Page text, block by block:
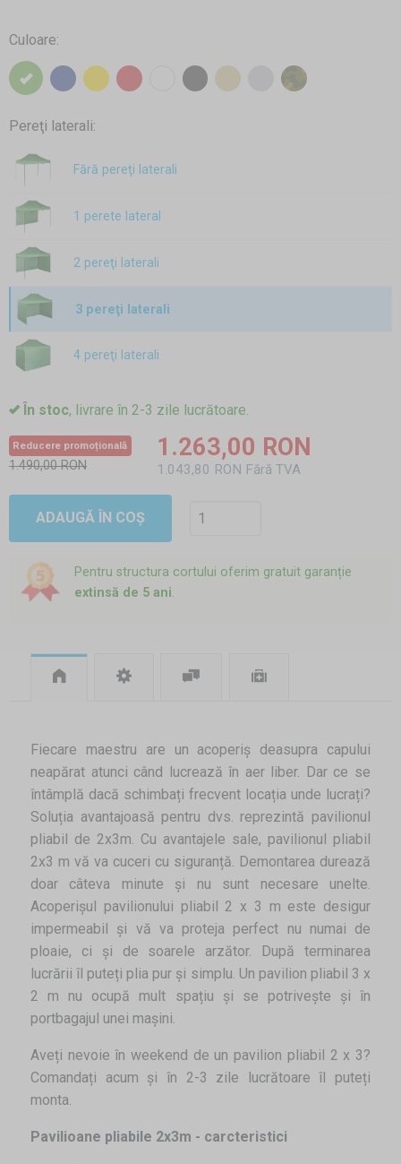
Culoare:
Pereţi laterali:
Fără pereţi laterali
1 perete lateral
2 pereţi laterali
3 pereţi laterali
4 pereţi laterali
În stoc, livrare în 2-3 zile lucrătoare.
Reducere promoțională
1.490,00 RON
1.263,00 RON
1.043,80 RON Fără TVA
ADAUGĂ ÎN COȘ
Pentru structura cortului oferim gratuit garanție
extinsă de 5 ani.
Fiecare maestru are un acoperiș deasupra capului
neapărat atunci când lucrează în aer liber. Dar ce se
întâmplă dacă schimbați frecvent locația unde lucrați?
Soluția avantajoasă pentru dvs. reprezintă pavilionul
pliabil de 2x3m. Cu avantajele sale, pavilionul pliabil
2x3 m vă va cuceri cu siguranță. Demontarea durează
doar câteva minute și nu sunt necesare unelte.
Acoperișul pavilionului pliabil 2 x 3 m este desigur
impermeabil și vă va proteja perfect nu numai de
ploaie, ci și de soarele arzător. După terminarea
lucrării îl puteți plia pur și simplu. Un pavilion pliabil 3 x
2 m nu ocupă mult spațiu și se potrivește și în
portbagajul unei mașini.
Aveți nevoie în weekend de un pavilion pliabil 2 x 3?
Comandați acum și în 2-3 zile lucrătoare îl puteți
monta.
Pavilioane pliabile 2x3m - carcteristici